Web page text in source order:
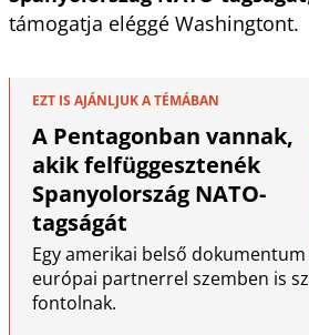
támogatja eléggé Washingtont.
EZT IS AJÁNLJUK A TÉMÁBAN
A Pentagonban vannak,
akik felfüggesztenék
Spanyolország NATO-
tagságát
Egy amerikai belső
európai partnerrel szemben is
fontolnak.